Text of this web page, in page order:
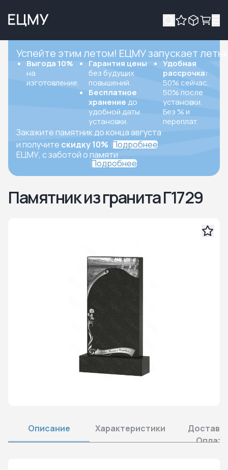
Успейте этим летом! ЕЦМУ запускает
Выгода 10%
на
изготовление.
Гарантия цены
без будущих
повышений.
Бесплатное
хранение до
удобной даты
установки.
Удобная
рассрочка:
50% сейчас,
50% после
установки.
Без % и
переплат.
Закажите памятник до конца августа
и получите скидку 10% Подробнее
ЕЦМУ, с заботой о памяти
Подробнее
Памятник из гранита Г1729
Описание Характеристики
Оплата